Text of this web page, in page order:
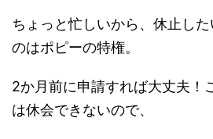
ちょっと忙しいから、休止し
のはポピーの特権。
2か月前に申請すれば大丈夫！
は休会できないので、